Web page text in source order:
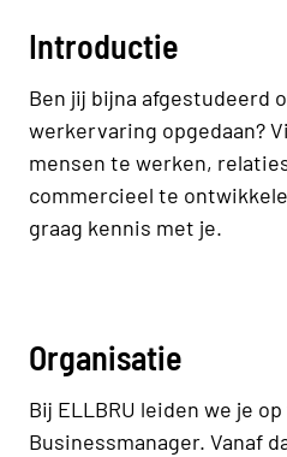
Introductie
Ben jij bijna afgestudeerd
werkervaring opgedaan?
mensen te werken,
commercieel te
graag kennis met je.
Organisatie
Bij ELLBRU leiden we je
Businessmanager. Vanaf